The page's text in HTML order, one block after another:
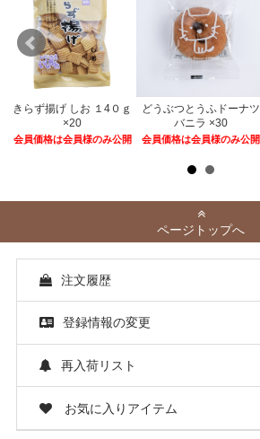
きらず揚げ しお １4０ｇ
×20
会員価格は会員様のみ公開
どうぶつとうふドーナツ
バニラ ×30
会員価格は会員様のみ公開
ページトップへ
注文履歴
登録情報の変更
再入荷リスト
お気に入りアイテム